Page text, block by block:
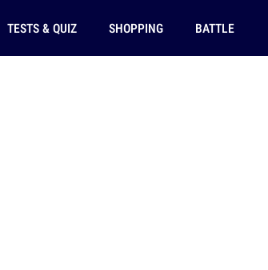
TESTS & QUIZ SHOPPING BATTLE